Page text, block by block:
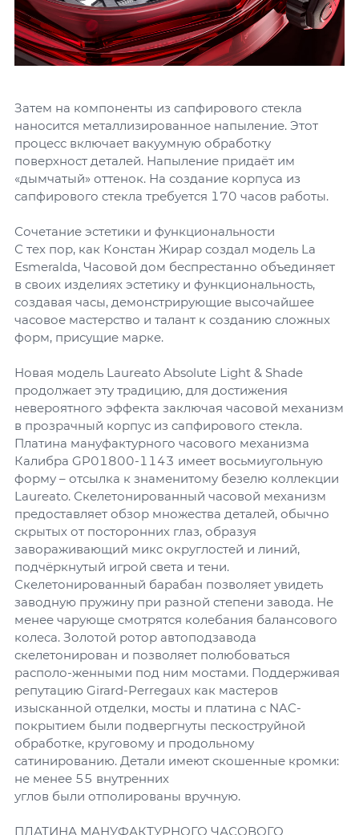
Затем на компоненты из сапфирового стекла
наносится металлизированное напыление. Этот
процесс включает вакуумную обработку
поверхност деталей. Напыление придаёт им
«дымчатый» оттенок. На создание корпуса из
сапфирового стекла требуется 170 часов работы.
Сочетание эстетики и функциональности
С тех пор, как Констан Жирар создал модель La
Esmeralda, Часовой дом беспрестанно объединяет
в своих изделиях эстетику и функциональность,
создавая часы, демонстрирующие высочайшее
часовое мастерство и талант к созданию сложных
форм, присущие марке.
Новая модель Laureato Absolute Light & Shade
продолжает эту традицию, для достижения
невероятного эффекта заключая часовой механизм
в прозрачный корпус из сапфирового стекла.
Платина мануфактурного часового механизма
Калибра GP01800-1143 имеет восьмиугольную
форму – отсылка к знаменитому безелю коллекции
Laureato. Скелетонированный часовой механизм
предоставляет обзор множества деталей, обычно
скрытых от посторонних глаз, образуя
завораживающий микс округлостей и линий,
подчёркнутый игрой света и тени.
Скелетонированный барабан позволяет увидеть
заводную пружину при разной степени завода. Не
менее чарующе смотрятся колебания балансового
колеса. Золотой ротор автоподзавода
скелетонирован и позволяет полюбоваться
располо-женными под ним мостами. Поддерживая
репутацию Girard-Perregaux как мастеров
изысканной отделки, мосты и платина с NAC-
покрытием были подвергнуты пескоструйной
обработке, круговому и продольному
сатинированию. Детали имеют скошенные кромки:
не менее 55 внутренних
углов были отполированы вручную.
ПЛАТИНА МАНУФАКТУРНОГО ЧАСОВОГО